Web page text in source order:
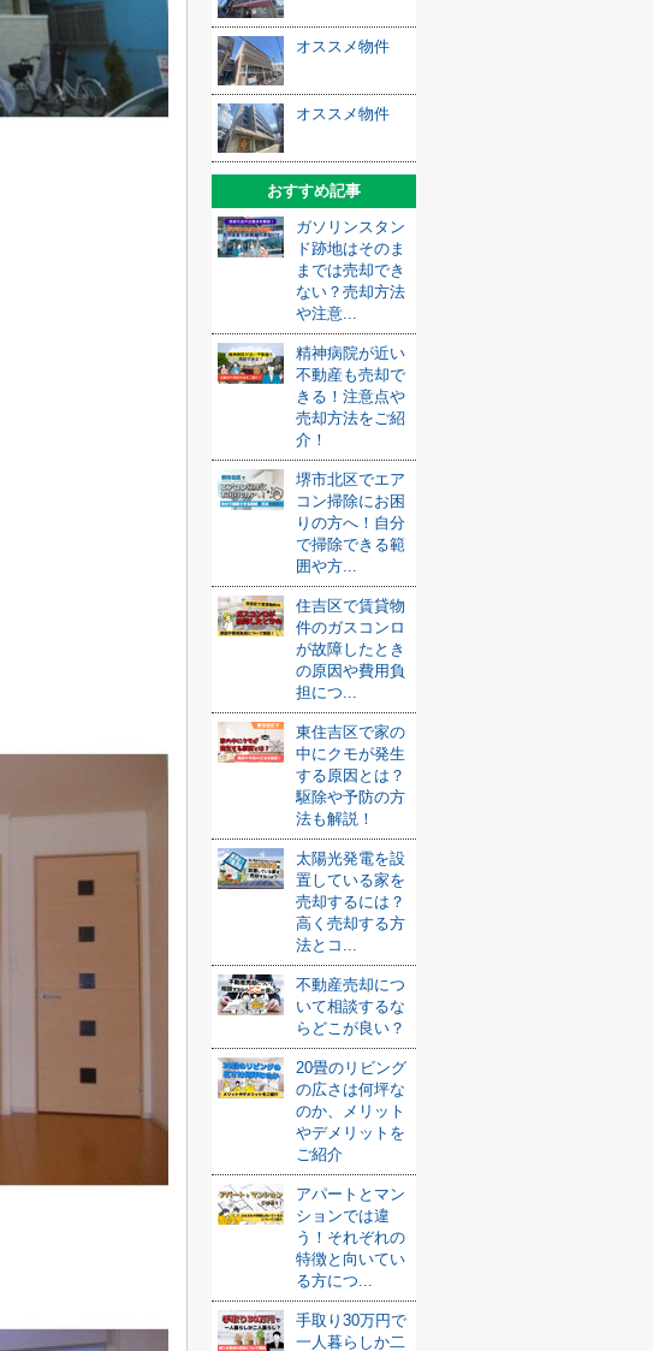
オススメ物件
オススメ物件
おすすめ記事
ガソリンスタン
ド跡地はそのま
までは売却でき
ない？売却方法
や注意...
精神病院が近い
不動産も売却で
きる！注意点や
売却方法をご紹
介！
堺市北区でエア
コン掃除にお困
りの方へ！自分
で掃除できる範
囲や方...
住吉区で賃貸物
件のガスコンロ
が故障したとき
の原因や費用負
担につ...
東住吉区で家の
中にクモが発生
する原因とは？
駆除や予防の方
法も解説！
太陽光発電を設
置している家を
売却するには？
高く売却する方
法とコ...
不動産売却につ
いて相談するな
らどこが良い？
20畳のリビング
の広さは何坪な
のか、メリット
やデメリットを
ご紹介
アパートとマン
ションでは違
う！それぞれの
特徴と向いてい
る方につ...
手取り30万円で
一人暮らしか二